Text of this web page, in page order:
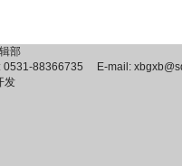
辑部
88366735 E-mail:
发